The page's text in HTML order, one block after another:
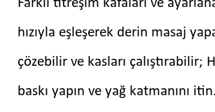
Farklı titreşim kafaları ve
hızıyla eşleşerek derin masaj
çözebilir ve kasları çalıştırabilir;
baskı yapın ve yağ katmanını